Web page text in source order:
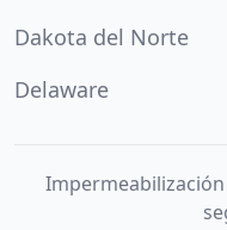
Dakota del Norte
Delaware